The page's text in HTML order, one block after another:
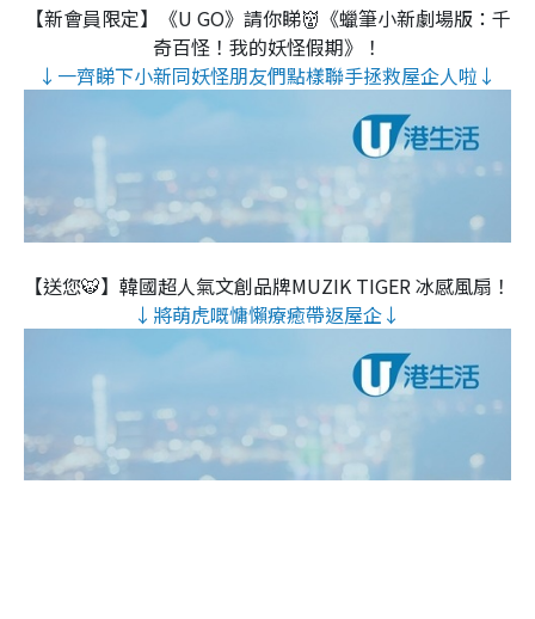
【新會員限定】《U GO》請你睇👹《蠟筆小新劇場版：千
奇百怪！我的妖怪假期》！
↓一齊睇下小新同妖怪朋友們點樣聯手拯救屋企人啦↓
【送您🐯】韓國超人氣文創品牌MUZIK TIGER 冰感風扇！
↓將萌虎嘅慵懶療癒帶返屋企↓